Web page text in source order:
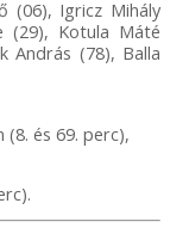
(06), Igricz Mihály
(29), Kotula Máté
András (78), Balla
és 69. perc),